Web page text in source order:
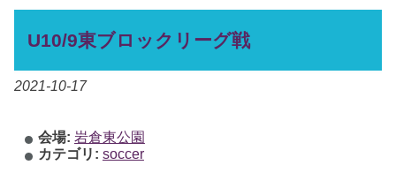
U10/9東ブロックリーグ戦
2021-10-17
会場: 岩倉東公園
カテゴリ: soccer